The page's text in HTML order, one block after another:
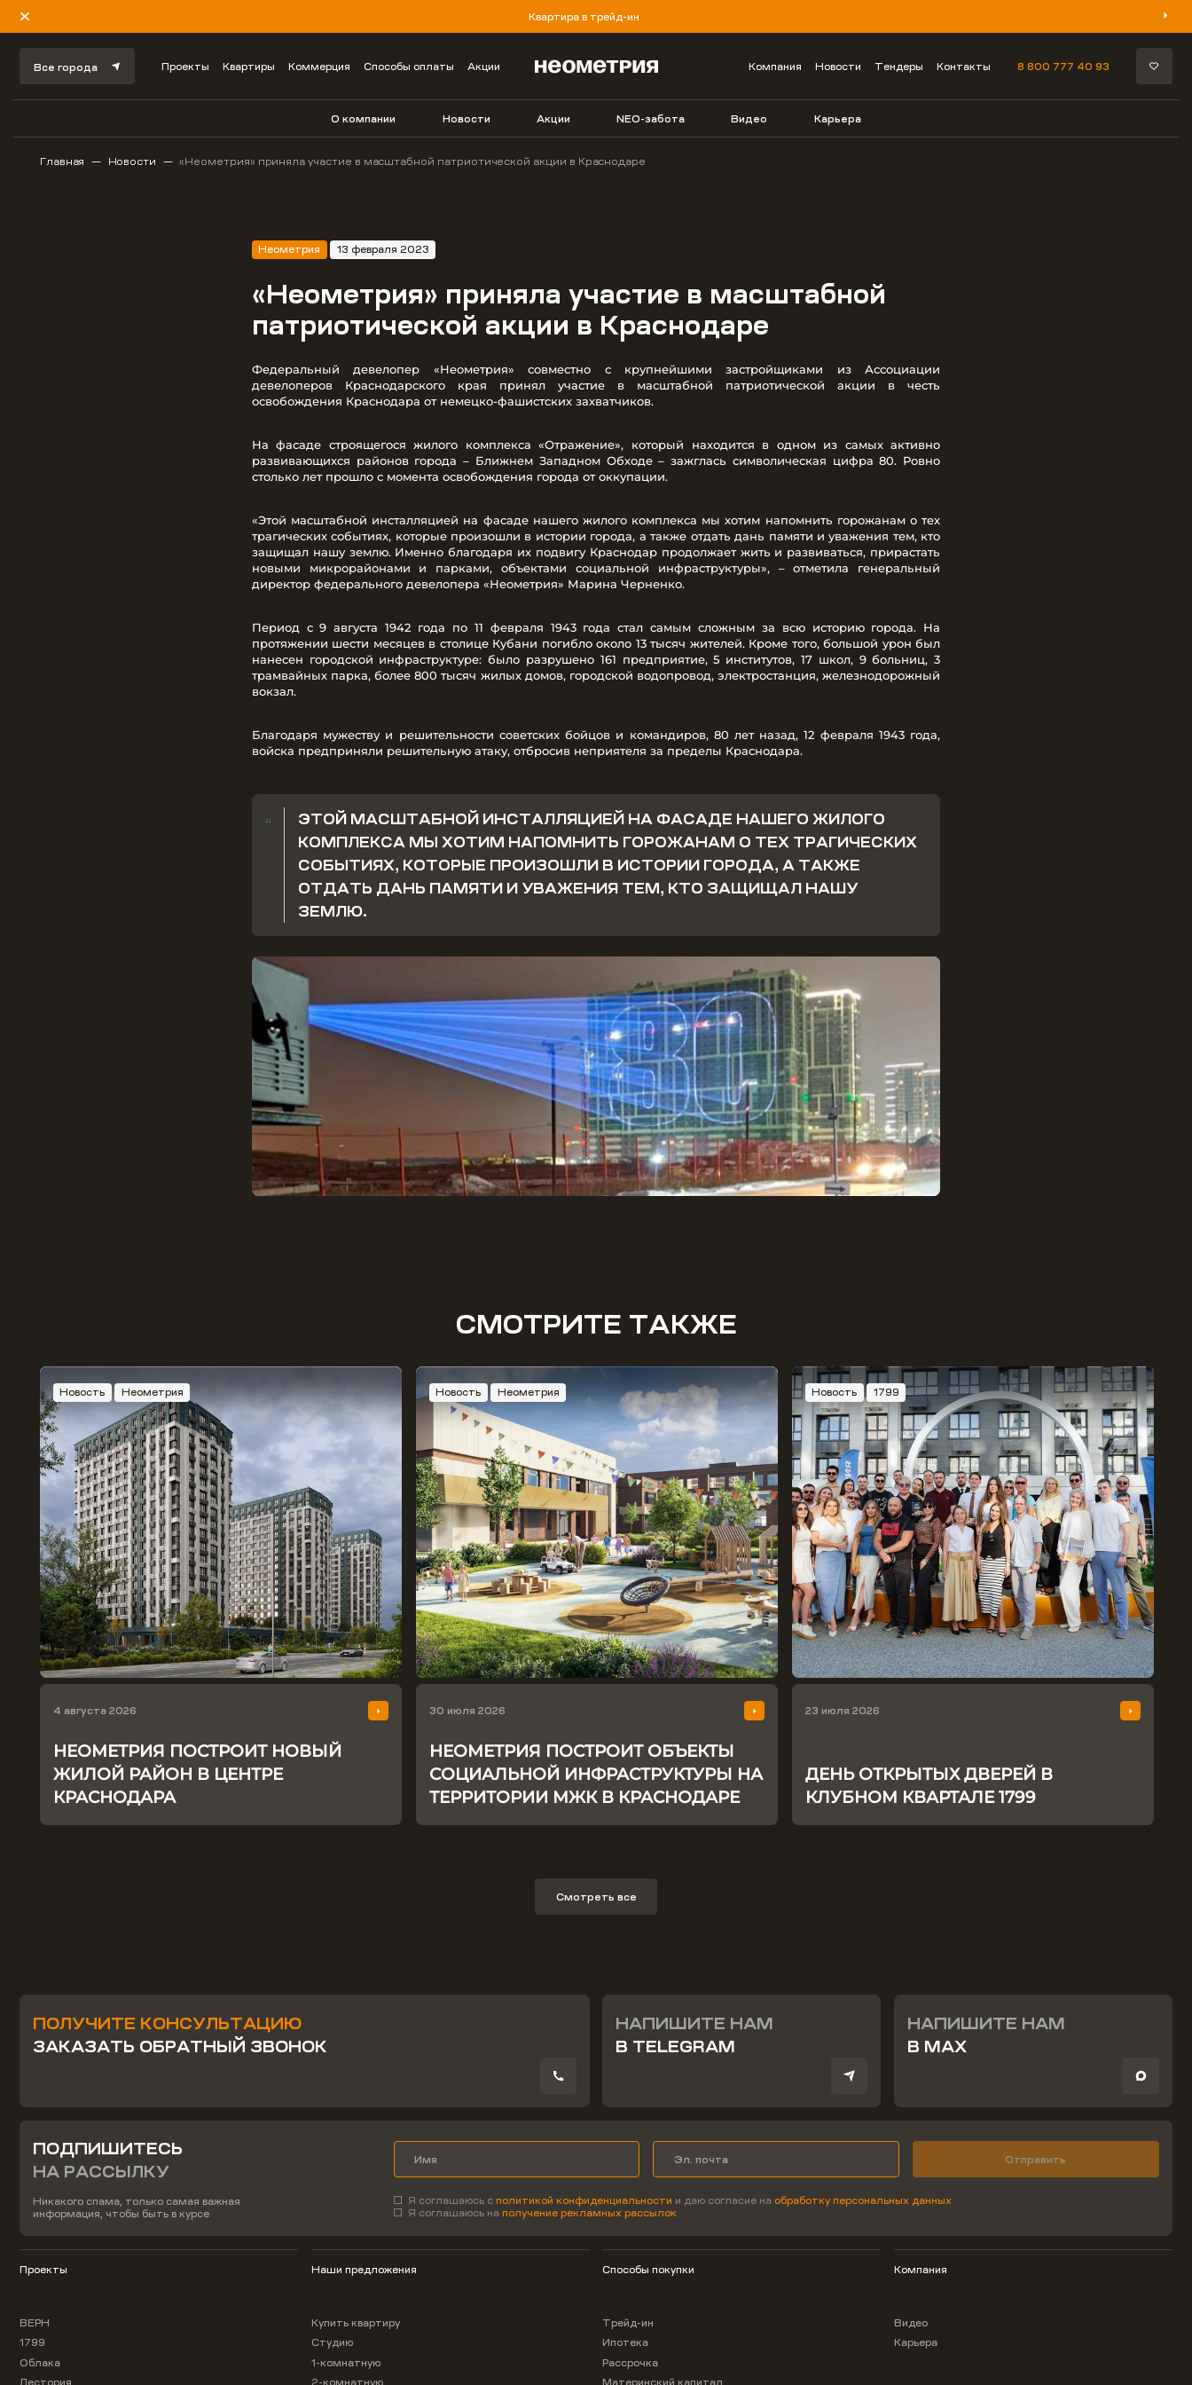
Квартира в трейд-ин
Все города Проекты Квартиры Коммерция Способы оплаты Акции Компания Новости Тендеры Контакты 8 800 777 40 93
О компании Новости Акции NEO-забота Видео Карьера
Главная Новости «Неометрия» приняла участие в масштабной патриотической акции в Краснодаре
Неометрия 13 февраля 2023
«Неометрия» приняла участие в масштабной
патриотической акции в Краснодаре
Федеральный девелопер «Неометрия» совместно с крупнейшими застройщиками из Ассоциации
девелоперов Краснодарского края принял участие в масштабной патриотической акции в честь
освобождения Краснодара от немецко-фашистских захватчиков.
На фасаде строящегося жилого комплекса «Отражение», который находится в одном из самых активно
развивающихся районов города – Ближнем Западном Обходе – зажглась символическая цифра 80. Ровно
столько лет прошло с момента освобождения города от оккупации.
«Этой масштабной инсталляцией на фасаде нашего жилого комплекса мы хотим напомнить горожанам о тех
трагических событиях, которые произошли в истории города, а также отдать дань памяти и уважения тем, кто
защищал нашу землю. Именно благодаря их подвигу Краснодар продолжает жить и развиваться, прирастать
новыми микрорайонами и парками, объектами социальной инфраструктуры», – отметила генеральный
директор федерального девелопера «Неометрия» Марина Черненко.
Период с 9 августа 1942 года по 11 февраля 1943 года стал самым сложным за всю историю города. На
протяжении шести месяцев в столице Кубани погибло около 13 тысяч жителей. Кроме того, большой урон был
нанесен городской инфраструктуре: было разрушено 161 предприятие, 5 институтов, 17 школ, 9 больниц, 3
трамвайных парка, более 800 тысяч жилых домов, городской водопровод, электростанция, железнодорожный
вокзал.
Благодаря мужеству и решительности советских бойцов и командиров, 80 лет назад, 12 февраля 1943 года,
войска предприняли решительную атаку, отбросив неприятеля за пределы Краснодара.
ЭТОЙ МАСШТАБНОЙ ИНСТАЛЛЯЦИЕЙ НА ФАСАДЕ НАШЕГО ЖИЛОГО
КОМПЛЕКСА МЫ ХОТИМ НАПОМНИТЬ ГОРОЖАНАМ О ТЕХ ТРАГИЧЕСКИХ
СОБЫТИЯХ, КОТОРЫЕ ПРОИЗОШЛИ В ИСТОРИИ ГОРОДА, А ТАКЖЕ
ОТДАТЬ ДАНЬ ПАМЯТИ И УВАЖЕНИЯ ТЕМ, КТО ЗАЩИЩАЛ НАШУ
ЗЕМЛЮ.
СМОТРИТЕ ТАКЖЕ
Новость Неометрия
4 августа 2026
НЕОМЕТРИЯ ПОСТРОИТ НОВЫЙ
ЖИЛОЙ РАЙОН В ЦЕНТРЕ
КРАСНОДАРА
Новость Неометрия
30 июля 2026
НЕОМЕТРИЯ ПОСТРОИТ ОБЪЕКТЫ
СОЦИАЛЬНОЙ ИНФРАСТРУКТУРЫ НА
ТЕРРИТОРИИ МЖК В КРАСНОДАРЕ
Новость 1799
23 июля 2026
ДЕНЬ ОТКРЫТЫХ ДВЕРЕЙ В
КЛУБНОМ КВАРТАЛЕ 1799
Смотреть все
ПОЛУЧИТЕ КОНСУЛЬТАЦИЮ
ЗАКАЗАТЬ ОБРАТНЫЙ ЗВОНОК
НАПИШИТЕ НАМ
В TELEGRAM
НАПИШИТЕ НАМ
В MAX
ПОДПИШИТЕСЬ
НА РАССЫЛКУ
Никакого спама, только самая важная
информация, чтобы быть в курсе
Отправить
Я соглашаюсь сполитикой конфиденциальности и даю согласие на обработку персональных данных
Я соглашаюсь наполучение рекламных рассылок
Проекты
ВЕРН
1799
Облака
Наши предложения
Купить квартиру
Студию
1-комнатную
Способы покупки
Трейд-ин
Ипотека
Рассрочка
Компания
Видео
Карьера